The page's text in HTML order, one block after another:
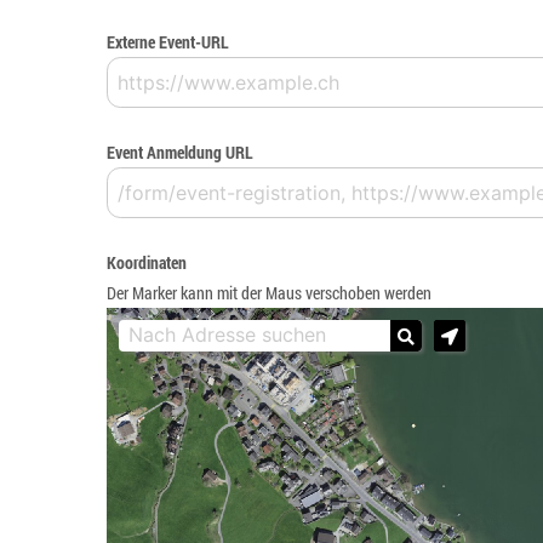
Externe Event-URL
Event Anmeldung URL
Koordinaten
Der Marker kann mit der Maus verschoben werden